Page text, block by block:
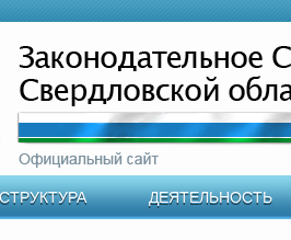
ДЕЯТЕЛЬНОСТЬ